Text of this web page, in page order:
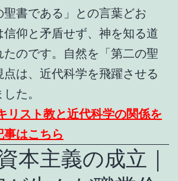
聖書である」との言葉どお
信仰と矛盾せず、神を知る道
たのです。自然を「第二の聖
は、近代科学を飛躍させる
た。
リスト教と近代科学の関係を
はこちら
本主義の成立｜